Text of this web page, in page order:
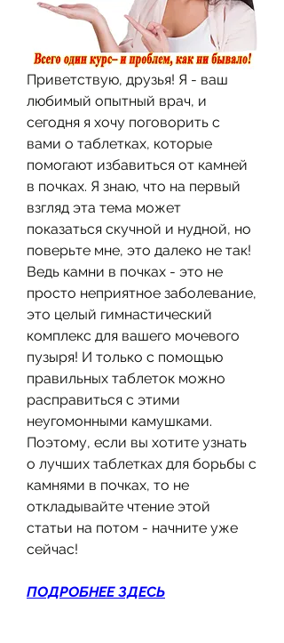
Приветствую, друзья! Я - ваш
любимый опытный врач, и
сегодня я хочу поговорить с
вами о таблетках, которые
помогают избавиться от камней
в почках. Я знаю, что на первый
взгляд эта тема может
показаться скучной и нудной, но
поверьте мне, это далеко не так!
Ведь камни в почках - это не
просто неприятное заболевание,
это целый гимнастический
комплекс для вашего мочевого
пузыря! И только с помощью
правильных таблеток можно
расправиться с этими
неугомонными камушками.
Поэтому, если вы хотите узнать
о лучших таблетках для борьбы с
камнями в почках, то не
откладывайте чтение этой
статьи на потом - начните уже
сейчас!
ПОДРОБНЕЕ ЗДЕСЬ